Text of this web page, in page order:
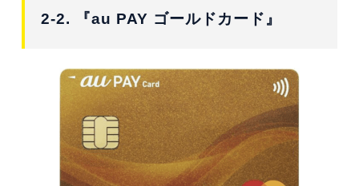
2-2. 『au PAY ゴールドカード』